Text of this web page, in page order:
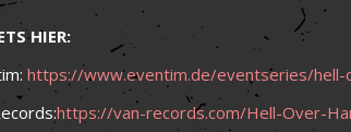
HIER:
https://www.eventim.de/eventseries/
https://van-records.com/Hell-Over-